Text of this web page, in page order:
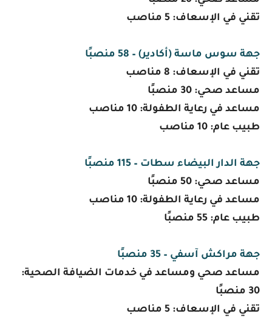
تقني في الإسعاف: 5 مناصب
جهة سوس ماسة (أكادير) – 58 منصبًا
تقني في الإسعاف: 8 مناصب
مساعد صحي: 30 منصبًا
مساعد في رعاية الطفولة: 10 مناصب
طبيب عام: 10 مناصب
جهة الدار البيضاء سطات – 115 منصبًا
مساعد صحي: 50 منصبًا
مساعد في رعاية الطفولة: 10 مناصب
طبيب عام: 55 منصبًا
جهة مراكش آسفي – 35 منصبًا
مساعد صحي ومساعد في خدمات الضيافة الصحية:
30 منصبًا
تقني في الإسعاف: 5 مناصب